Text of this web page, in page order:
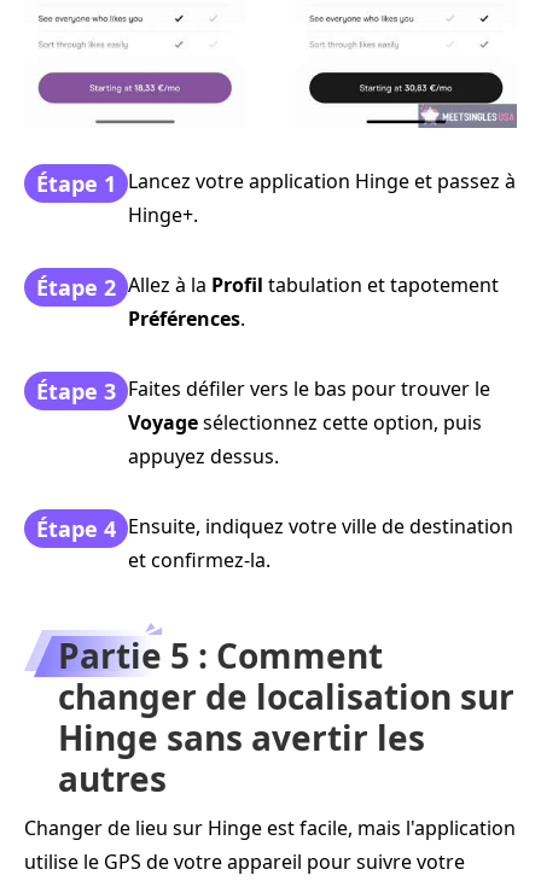
Étape 1 Lancez votre application Hinge et passez à
Hinge+.
Étape 2 Allez à la Profil tabulation et tapotement
Préférences.
Étape 3 Faites défiler vers le bas pour trouver le
Voyagesélectionnez cette option, puis
appuyez dessus.
Étape 4 Ensuite, indiquez votre ville de destination
et confirmez-la.
Partie 5 : Comment
changer de localisation sur
Hinge sans avertir les
autres
Changer de lieu sur Hinge est facile, mais l'application
utilise le GPS de votre appareil pour suivre votre